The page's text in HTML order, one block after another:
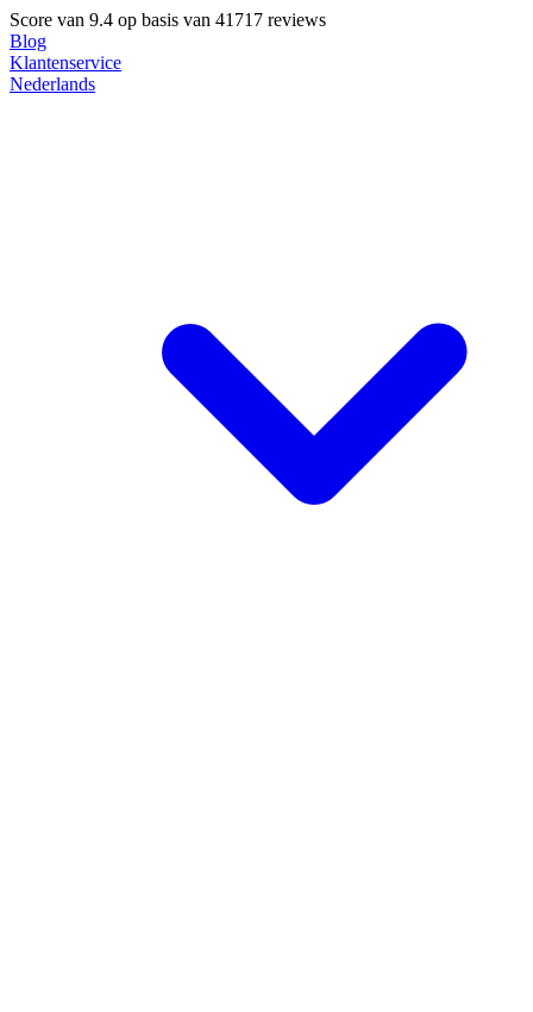
Score van 9.4 op basis van 41717 reviews
Blog
Klantenservice
Nederlands